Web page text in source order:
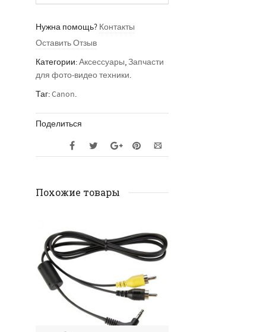
Нужна помощь? Контакты
Оставить Отзыв
Категории:Аксессуары,Запчасти
для фото-видео техники.
Таг:Canon.
Поделиться
Похожие товары